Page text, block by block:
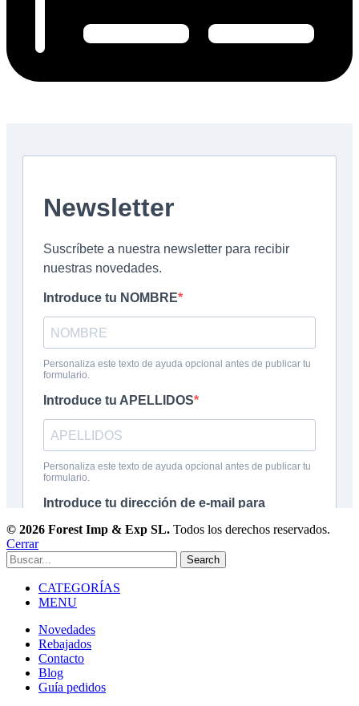
© 2026 Forest Imp & Exp SL. Todos los derechos reservados.
Cerrar
Search
CATEGORÍAS
MENU
Novedades
Rebajados
Contacto
Blog
Guía pedidos